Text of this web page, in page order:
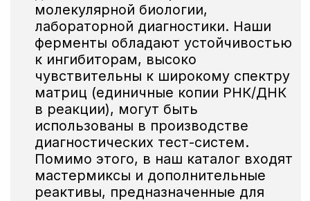
Оптимизация состава
под нужды заказчика,
подготовка
к лиофилизации
Безопасная и оперативная
доставка заказов
по всей России